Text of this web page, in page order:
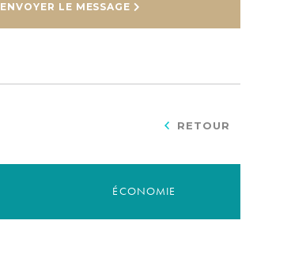
ENVOYER LE MESSAGE
RETOUR
ÉCONOMIE